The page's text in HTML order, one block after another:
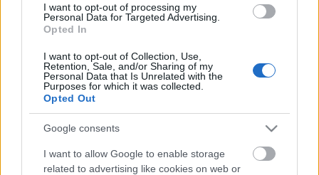
I want to opt-out of processing my
Personal Data for Targeted Advertising.
Opted In
I want to opt-out of Collection, Use,
Retention, Sale, and/or Sharing of my
Personal Data that Is Unrelated with the
Purposes for which it was collected.
Opted Out
Google consents
I want to allow Google to enable storage
related to advertising like cookies on web or
Amikor "komolyan" megfenyegetem
narancsékat - (ne?) tessék reszketni!